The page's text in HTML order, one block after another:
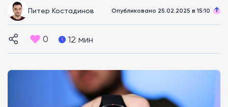
Питер Костадинов Опубликовано 25.02.2025 в 15:10
0 12 мин